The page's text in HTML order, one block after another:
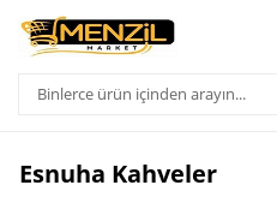
Esnuha Kahveler